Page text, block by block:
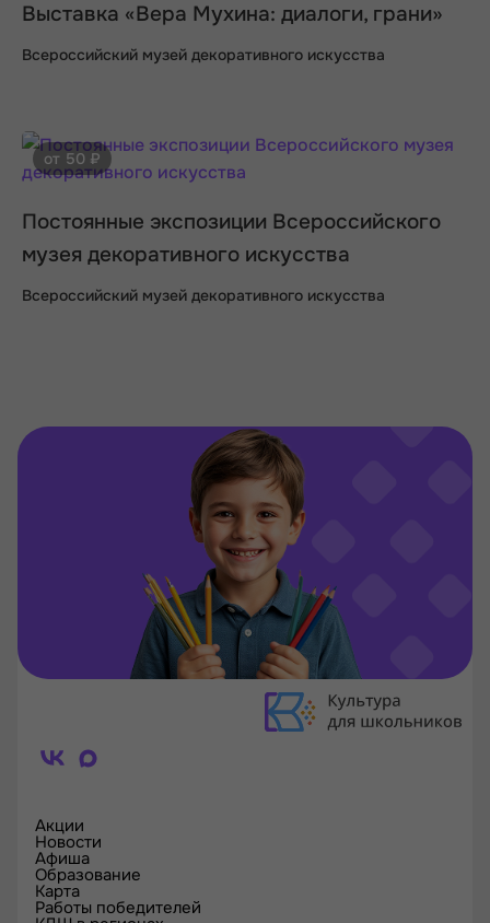
Выставка «Вера Мухина: диалоги, грани»
Всероссийский музей декоративного искусства
от 50 ₽
Постоянные экспозиции Всероссийского
музея декоративного искусства
Всероссийский музей декоративного искусства
Акции
Новости
Афиша
Образование
Карта
Работы победителей